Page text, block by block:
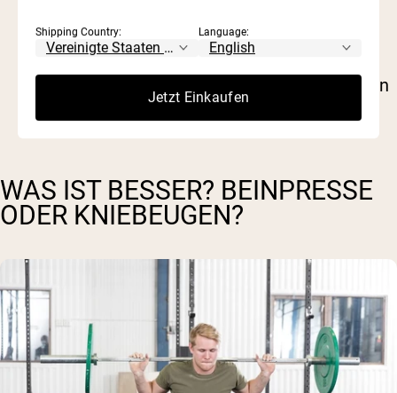
Belastet das zentrale Nervensystem stark
und kann Sie anschließend erschöpft
Nicht geeignet für Personen mit bestimmten
Gesundheitsproblemen oder in der
Erholungsphase von Verletzungen.
WAS IST BESSER? BEINPRESSE
ODER KNIEBEUGEN?
Shipping Country: Language:
Jetzt Einkaufen